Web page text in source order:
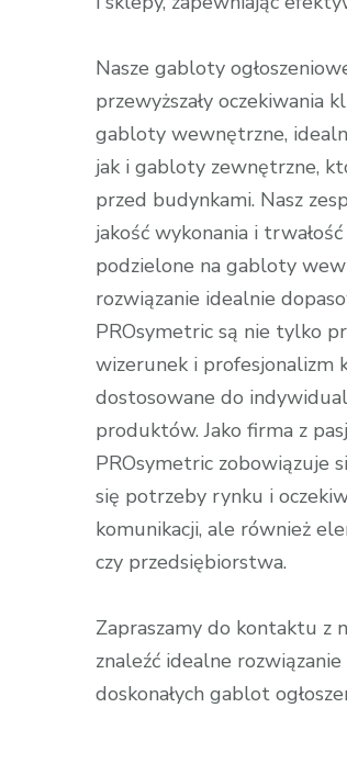
Nasze gabloty
przewyższały oczekiwania
gabloty wewnętrzne,
jak i gabloty zewnętrzne,
przed budynkami. Nasz
jakość wykonania i
podzielone na gabloty
rozwiązanie idealnie
PROsymetric są nie tylko
wizerunek i profesjonalizm
dostosowane do
produktów. Jako firma z
PROsymetric zobowiązuje
się potrzeby rynku i
komunikacji, ale również
czy przedsiębiorstwa.
Zapraszamy do kontaktu z
znaleźć idealne
doskonałych gablot